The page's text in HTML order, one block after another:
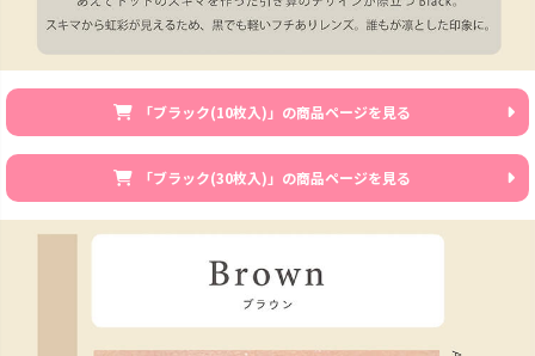
「ブラック(10枚入)」の商品ページを見る
「ブラック(30枚入)」の商品ページを見る